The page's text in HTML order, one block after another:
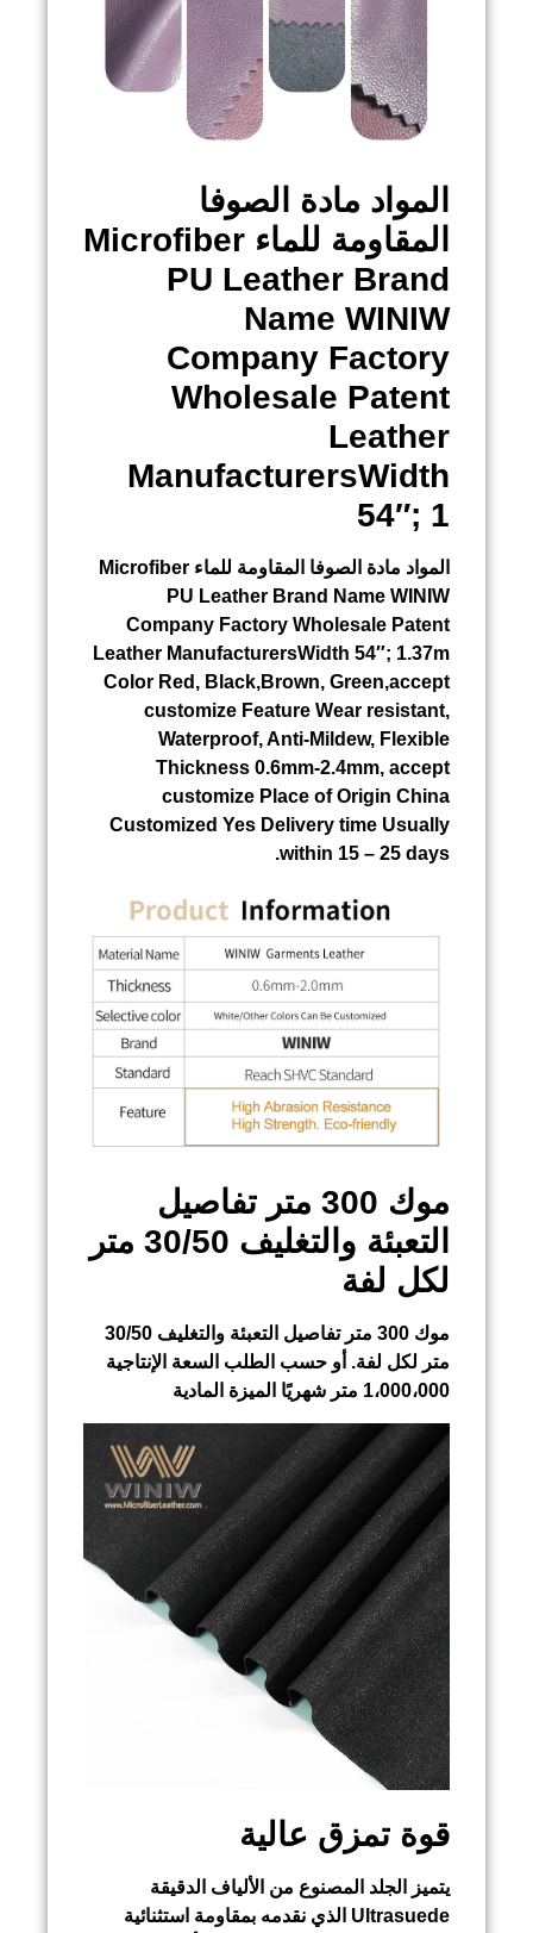
المواد مادة الصوفا
المقاومة للماء Microfiber
PU Leather Brand
Name WINIW
Company Factory
Wholesale Patent
Leather
ManufacturersWidth
54″; 1
المواد مادة الصوفا المقاومة للماء Microfiber
PU Leather Brand Name WINIW
Company Factory Wholesale Patent
Leather ManufacturersWidth 54″; 1.37m
Color Red, Black,Brown, Green,accept
customize Feature Wear resistant,
Waterproof, Anti-Mildew, Flexible
Thickness 0.6mm-2.4mm, accept
customize Place of Origin China
Customized Yes Delivery time Usually
within 15 – 25 days.
موك 300 متر تفاصيل
التعبئة والتغليف 30/50 متر
لكل لفة
موك 300 متر تفاصيل التعبئة والتغليف 30/50
متر لكل لفة. أو حسب الطلب السعة الإنتاجية
1،000،000 متر شهريًا الميزة المادية
قوة تمزق عالية
يتميز الجلد المصنوع من الألياف الدقيقة
Ultrasuede الذي نقدمه بمقاومة استثنائية